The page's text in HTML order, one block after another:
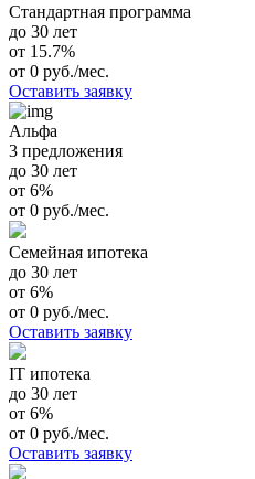
Стандартная программа
до 30 лет
от 15.7%
от 0 руб./мес.
Оставить заявку
Альфа
3 предложения
до 30 лет
от 6%
от 0 руб./мес.
Семейная ипотека
до 30 лет
от 6%
от 0 руб./мес.
Оставить заявку
IT ипотека
до 30 лет
от 6%
от 0 руб./мес.
Оставить заявку